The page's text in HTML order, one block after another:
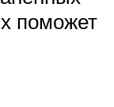
поможет